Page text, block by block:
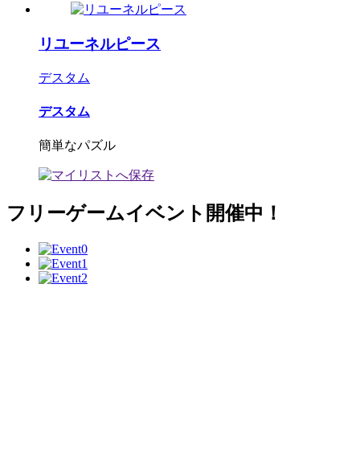
リユーネルピース
デスタム
デスタム
簡単なパズル
フリーゲームイベント開催中！